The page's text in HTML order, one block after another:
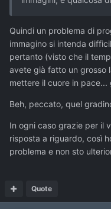
Quindi un problema di
immagino si intenda
pertanto (visto che il
avete già fatto un grosso
mettere il cuore in pace...
Beh, peccato, quel
In ogni caso grazie per il
risposta a riguardo, così
problema e non sto
Quote